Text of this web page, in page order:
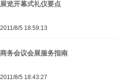
展览开幕式礼仪要点
2011/8/5 18:59:13
商务会议会展服务指南
2011/8/5 18:43:27